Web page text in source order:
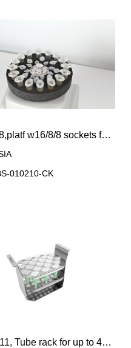
SV-16/8,platf w16/8/8 sockets for 1.5/0.5/0.2 ml tubes
010210-CK
TR-44/11, Tube rack for up to 44x 2/1.5 ml microtest tubes